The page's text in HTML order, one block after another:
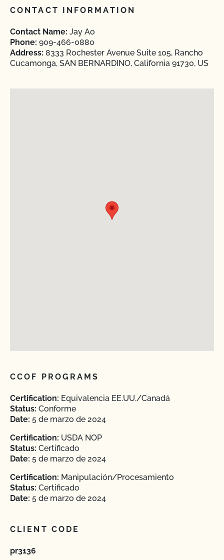
CONTACT INFORMATION
Contact Name: Jay Ao
Phone: 909-466-0880
Address: 8333 Rochester Avenue Suite 105, Rancho
Cucamonga, SAN BERNARDINO, California 91730, US
CCOF PROGRAMS
Certification: Equivalencia EE.UU./Canadá
Status: Conforme
Date: 5 de marzo de 2024
Certification: USDA NOP
Status: Certificado
Date: 5 de marzo de 2024
Certification: Manipulación/Procesamiento
Status: Certificado
Date: 5 de marzo de 2024
CLIENT CODE
pr3136